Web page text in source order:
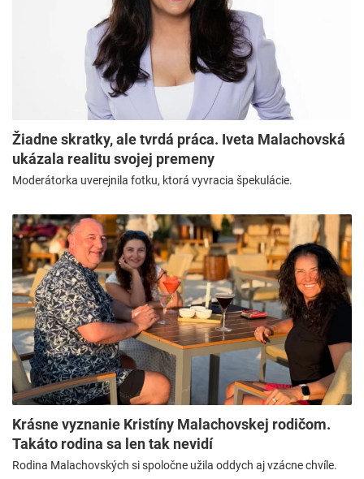
Žiadne skratky, ale tvrdá práca. Iveta Malachovská
ukázala realitu svojej premeny
Moderátorka uverejnila fotku, ktorá vyvracia špekulácie.
Krásne vyznanie Kristíny Malachovskej rodičom.
Takáto rodina sa len tak nevidí
Rodina Malachovských si spoločne užila oddych aj vzácne chvíle.